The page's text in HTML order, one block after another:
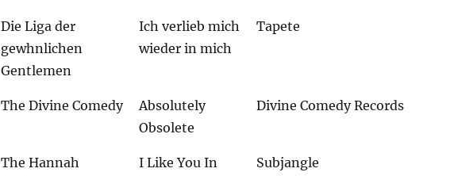
Die Liga der
gewhnlichen
Gentlemen
Ich verlieb mich
wieder in mich
Tapete
The Divine Comedy
Absolutely
Obsolete
Divine Comedy Records
The Hannah
I Like You In
Subjangle